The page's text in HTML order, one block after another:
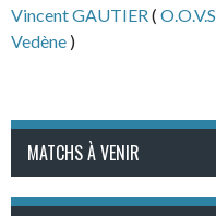
Vincent GAUTIER(
Vedène )
MATCHS À VENIR